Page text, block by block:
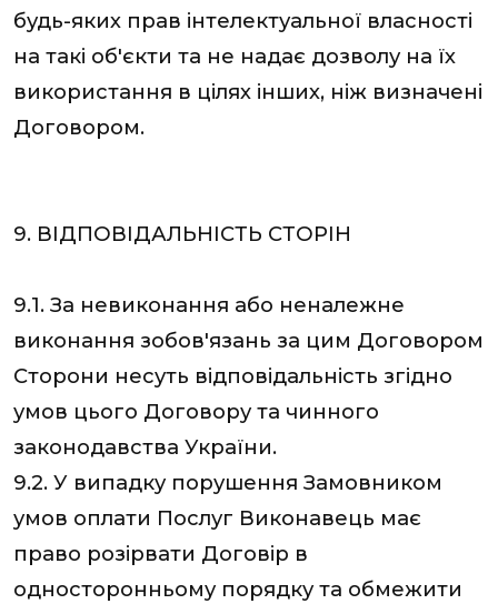
будь-яких прав інтелектуальної власності
на такі об'єкти та не надає дозволу на їх
використання в цілях інших, ніж визначені
Договором.
9. ВІДПОВІДАЛЬНІСТЬ СТОРІН
9.1. За невиконання або неналежне
виконання зобов'язань за цим Договором
Сторони несуть відповідальність згідно
умов цього Договору та чинного
законодавства України.
9.2. У випадку порушення Замовником
умов оплати Послуг Виконавець має
право розірвати Договір в
односторонньому порядку та обмежити